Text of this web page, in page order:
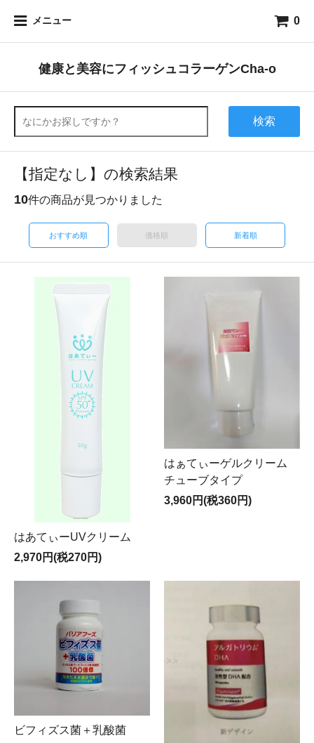
メニュー 0
健康と美容にフィッシュコラーゲンCha-o
検索
【指定なし】の検索結果
10件の商品が見つかりました
おすすめ順 価格順 新着順
はあてぃーUVクリーム
2,970円(税270円)
はぁてぃーゲルクリーム
チューブタイプ
3,960円(税360円)
ビフィズス菌＋乳酸菌